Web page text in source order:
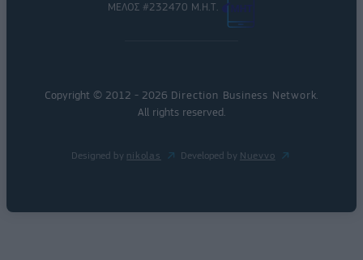
ΜΕΛΟΣ #232470 Μ.Η.Τ.
Copyright © 2012 - 2026 Direction Business Network
All rights reserved.
Designed by nikolas Developed by Nuevvo